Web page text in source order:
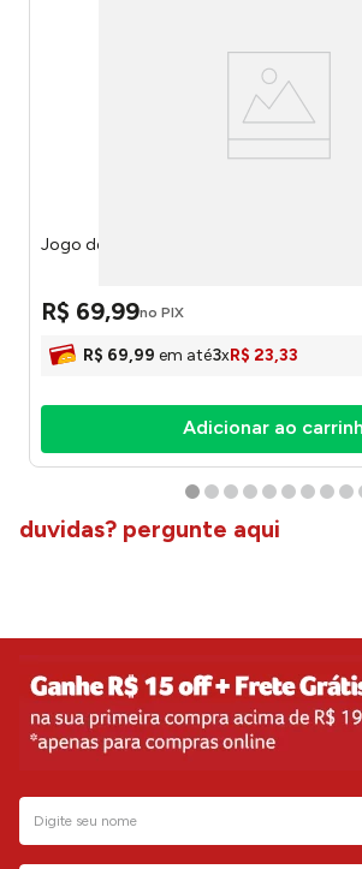
Jogo de Banheiro Liso Branco 3 Peças
R$ 69,99no PIX
R$ 69,99 em até3xR$ 23,33
Adicionar ao
duvidas? pergunte aqui